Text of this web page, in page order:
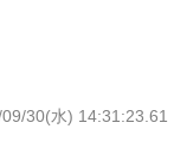
30(水) 14:31:23.61